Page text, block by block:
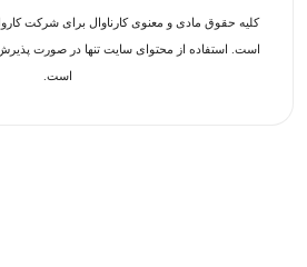
کلیه حقوق مادی و معنوی کارناوال برای شرکت
است. استفاده از محتوای سایت تنها در صورت
است.